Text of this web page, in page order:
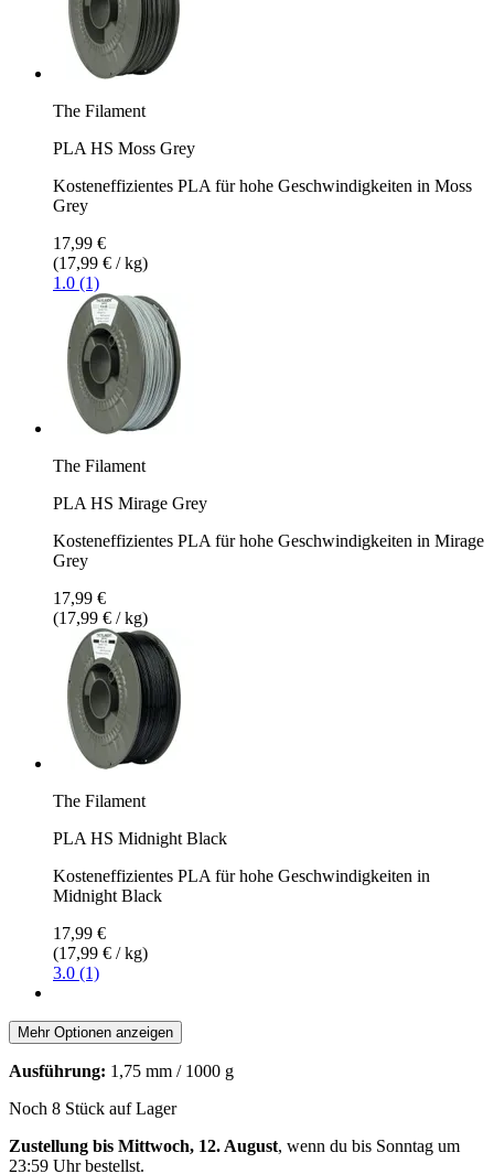
The Filament
PLA HS Moss Grey
Kosteneffizientes PLA für hohe Geschwindigkeiten in Moss
Grey
17,99 €
(17,99 € / kg)
1.0 (1)
The Filament
PLA HS Mirage Grey
Kosteneffizientes PLA für hohe Geschwindigkeiten in Mirage
Grey
17,99 €
(17,99 € / kg)
The Filament
PLA HS Midnight Black
Kosteneffizientes PLA für hohe Geschwindigkeiten in
Midnight Black
17,99 €
(17,99 € / kg)
3.0 (1)
Mehr Optionen anzeigen
Ausführung: 1,75 mm / 1000 g
Noch 8 Stück auf Lager
Zustellung bis Mittwoch, 12. August, wenn du bis Sonntag um
23:59 Uhrbestellst.